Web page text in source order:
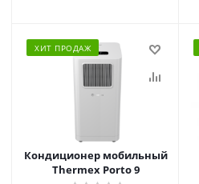
ХИТ ПРОДАЖ
Кондиционер мобильный
Thermex Porto 9